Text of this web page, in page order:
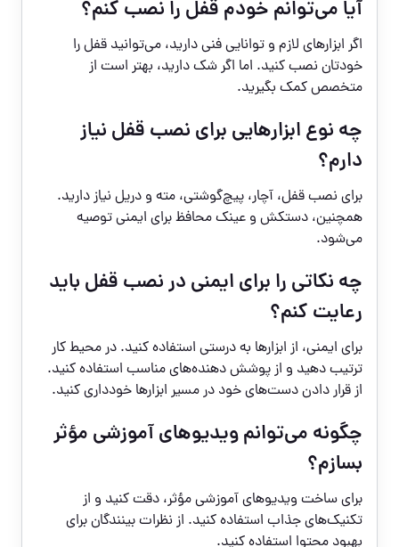
آیا می‌توانم خودم قفل را نصب کنم؟
اگر ابزارهای لازم و توانایی فنی دارید، می‌توانید قفل را
خودتان نصب کنید. اما اگر شک دارید، بهتر است از
متخصص کمک بگیرید.
چه نوع ابزارهایی برای نصب قفل نیاز
دارم؟
برای نصب قفل، آچار، پیچ‌گوشتی، مته و دریل نیاز دارید.
همچنین، دستکش و عینک محافظ برای ایمنی توصیه
می‌شود.
چه نکاتی را برای ایمنی در نصب قفل باید
رعایت کنم؟
برای ایمنی، از ابزارها به درستی استفاده کنید. در محیط کار
ترتیب دهید و از پوشش دهنده‌های مناسب استفاده کنید.
از قرار دادن دست‌های خود در مسیر ابزارها خودداری کنید.
چگونه می‌توانم ویدیوهای آموزشی مؤثر
بسازم؟
برای ساخت ویدیوهای آموزشی مؤثر، دقت کنید و از
تکنیک‌های جذاب استفاده کنید. از نظرات بینندگان برای
بهبود محتوا استفاده کنید.